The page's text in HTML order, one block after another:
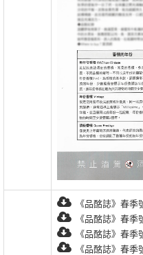
《品酩誌》春
《品酩誌》春
《品酩誌》春
《品酩誌》春